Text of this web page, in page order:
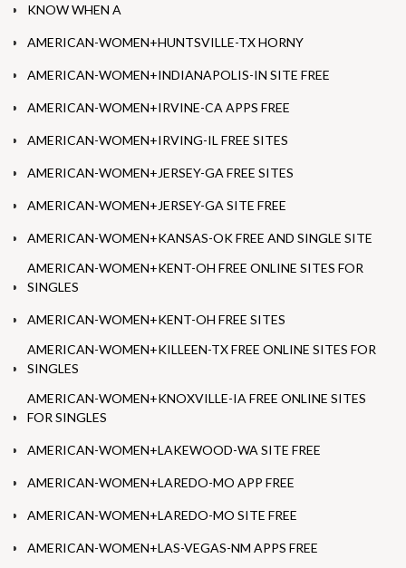
KNOW WHEN A
AMERICAN-WOMEN+HUNTSVILLE-TX HORNY
AMERICAN-WOMEN+INDIANAPOLIS-IN SITE FREE
AMERICAN-WOMEN+IRVINE-CA APPS FREE
AMERICAN-WOMEN+IRVING-IL FREE SITES
AMERICAN-WOMEN+JERSEY-GA FREE SITES
AMERICAN-WOMEN+JERSEY-GA SITE FREE
AMERICAN-WOMEN+KANSAS-OK FREE AND SINGLE SITE
AMERICAN-WOMEN+KENT-OH FREE ONLINE SITES FOR
SINGLES
AMERICAN-WOMEN+KENT-OH FREE SITES
AMERICAN-WOMEN+KILLEEN-TX FREE ONLINE SITES FOR
SINGLES
AMERICAN-WOMEN+KNOXVILLE-IA FREE ONLINE SITES
FOR SINGLES
AMERICAN-WOMEN+LAKEWOOD-WA SITE FREE
AMERICAN-WOMEN+LAREDO-MO APP FREE
AMERICAN-WOMEN+LAREDO-MO SITE FREE
AMERICAN-WOMEN+LAS-VEGAS-NM APPS FREE